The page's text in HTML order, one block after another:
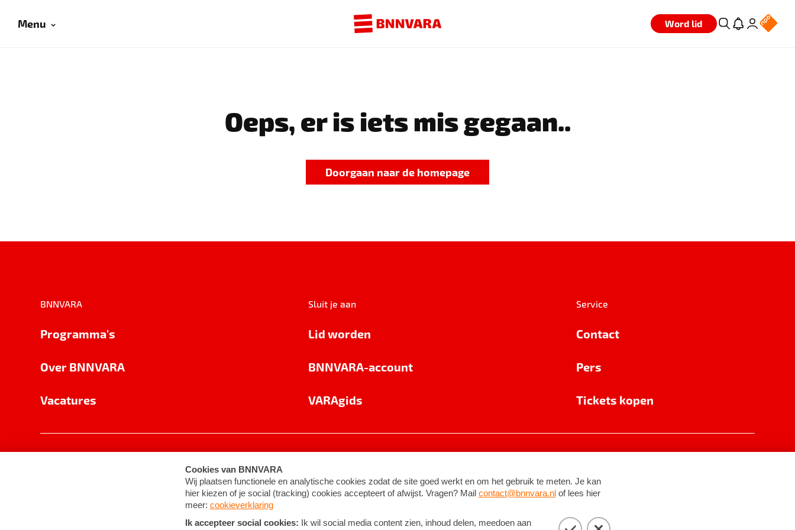
Menu Word lid
Oeps, er is iets mis gegaan..
Doorgaan naar de homepage
BNNVARA
Programma's
Over BNNVARA
Vacatures
Sluit je aan
Lid worden
BNNVARA-account
VARAgids
Service
Contact
Pers
Tickets kopen
Cookie-instellingen Algemene voorwaarden ©2026BNNVARA